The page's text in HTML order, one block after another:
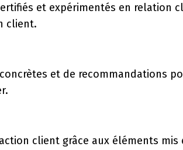
et expérimentés en relation
client.
et de recommandations
client grâce aux éléments